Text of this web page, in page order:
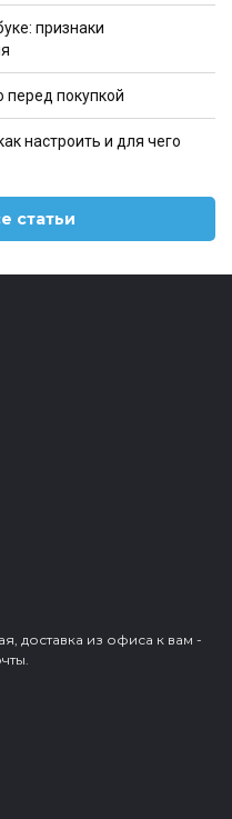
признаки
перед покупкой
настроить и для чего
статьи
доставка из офиса к вам -